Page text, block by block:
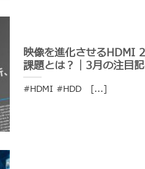
映像を進化させるHDMI
課題とは？｜3月の注目
#HDMI #HDD [...]